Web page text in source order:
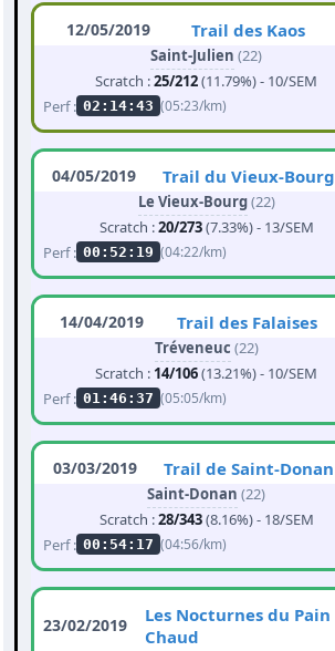
12/05/2019 Trail des Kaos
Saint-Julien (22)
Scratch :25/212(11.79%) - 10/SEM
Perf : 02:14:43 (05:23/km)
04/05/2019 Trail du Vieux-Bourg
Le Vieux-Bourg(22)
Scratch :20/273(7.33%) - 13/SEM
Perf : 00:52:19 (04:22/km)
14/04/2019 Trail des Falaises
Tréveneuc (22)
Scratch : 14/106(13.21%) - 10/SEM
Perf : 01:46:37 (05:05/km)
03/03/2019 Trail de Saint-Donan
Saint-Donan (22)
Scratch :28/343(8.16%) - 18/SEM
Perf : 00:54:17 (04:56/km)
23/02/2019
Les Nocturnes du Pain
Chaud